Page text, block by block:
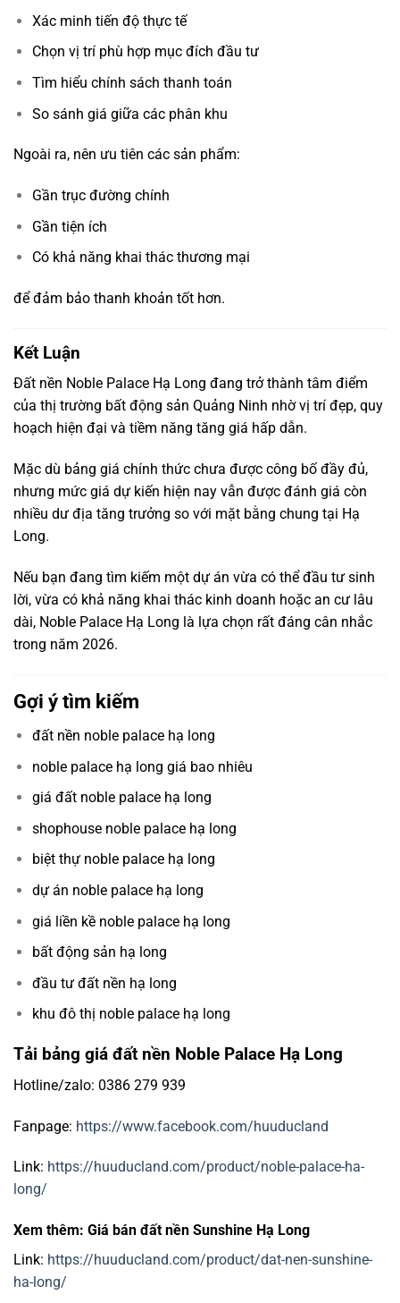
Xác minh tiến độ thực tế
Chọn vị trí phù hợp mục đích đầu tư
Tìm hiểu chính sách thanh toán
So sánh giá giữa các phân khu
Ngoài ra, nên ưu tiên các sản phẩm:
Gần trục đường chính
Gần tiện ích
Có khả năng khai thác thương mại
để đảm bảo thanh khoản tốt hơn.
Kết Luận
Đất nền Noble Palace Hạ Long đang trở thành tâm điểm
của thị trường bất động sản Quảng Ninh nhờ vị trí đẹp, quy
hoạch hiện đại và tiềm năng tăng giá hấp dẫn.
Mặc dù bảng giá chính thức chưa được công bố đầy đủ,
nhưng mức giá dự kiến hiện nay vẫn được đánh giá còn
nhiều dư địa tăng trưởng so với mặt bằng chung tại Hạ
Long.
Nếu bạn đang tìm kiếm một dự án vừa có thể đầu tư sinh
lời, vừa có khả năng khai thác kinh doanh hoặc an cư lâu
dài, Noble Palace Hạ Long là lựa chọn rất đáng cân nhắc
trong năm 2026.
Gợi ý tìm kiếm
đất nền noble palace hạ long
noble palace hạ long giá bao nhiêu
giá đất noble palace hạ long
shophouse noble palace hạ long
biệt thự noble palace hạ long
dự án noble palace hạ long
giá liền kề noble palace hạ long
bất động sản hạ long
đầu tư đất nền hạ long
khu đô thị noble palace hạ long
Tải bảng giá đất nền Noble Palace Hạ Long
Hotline/zalo: 0386 279 939
Fanpage: https://www.facebook.com/huuducland
Link: https://huuducland.com/product/noble-palace-ha-
long/
Xem thêm: Giá bán đất nền Sunshine Hạ Long
Link: https://huuducland.com/product/dat-nen-sunshine-
ha-long/